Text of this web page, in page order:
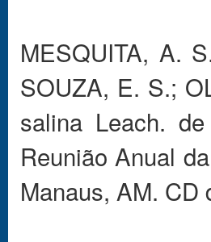
MESQUITA, A.
SOUZA, E. S.;
salina Leach.
Reunião Anual
Manaus, AM. CD